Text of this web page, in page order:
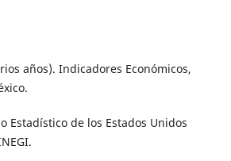
años). Indicadores Económicos,
Estadístico de los Estados Unidos